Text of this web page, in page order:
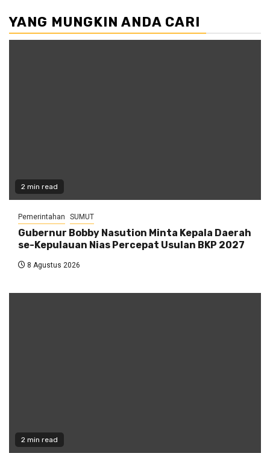
YANG MUNGKIN ANDA CARI
2 min read
Pemerintahan SUMUT
Gubernur Bobby Nasution Minta Kepala Daerah
se-Kepulauan Nias Percepat Usulan BKP 2027
8 Agustus 2026
2 min read